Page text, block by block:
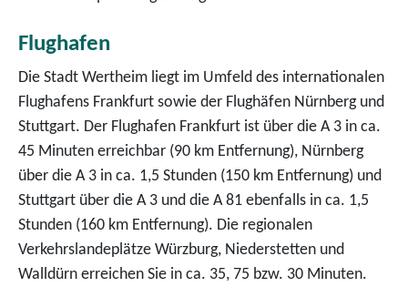
Flughafen
Die Stadt Wertheim liegt im Umfeld des internationalen
Flughafens Frankfurt sowie der Flughäfen Nürnberg und
Stuttgart. Der Flughafen Frankfurt ist über die A 3 in ca.
45 Minuten erreichbar (90 km Entfernung), Nürnberg
über die A 3 in ca. 1,5 Stunden (150 km Entfernung) und
Stuttgart über die A 3 und die A 81 ebenfalls in ca. 1,5
Stunden (160 km Entfernung). Die regionalen
Verkehrslandeplätze Würzburg, Niederstetten und
Walldürn erreichen Sie in ca. 35, 75 bzw. 30 Minuten.